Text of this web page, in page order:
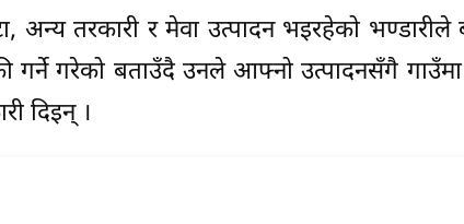
अन्य तरकारी र मेवा उत्पादन भइरहेको भण्डारीले
गर्ने गरेको बताउँदै उनले आफ्नो उत्पादनसँगै
दिइन् ।